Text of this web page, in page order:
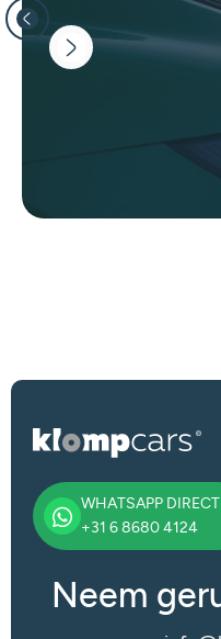
WHATSAPP DIRECT
+31 6 8680 4124
Neem